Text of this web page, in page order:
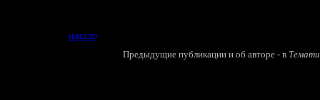
НАЧАЛО
Предыдущие публикации и об авторе - в